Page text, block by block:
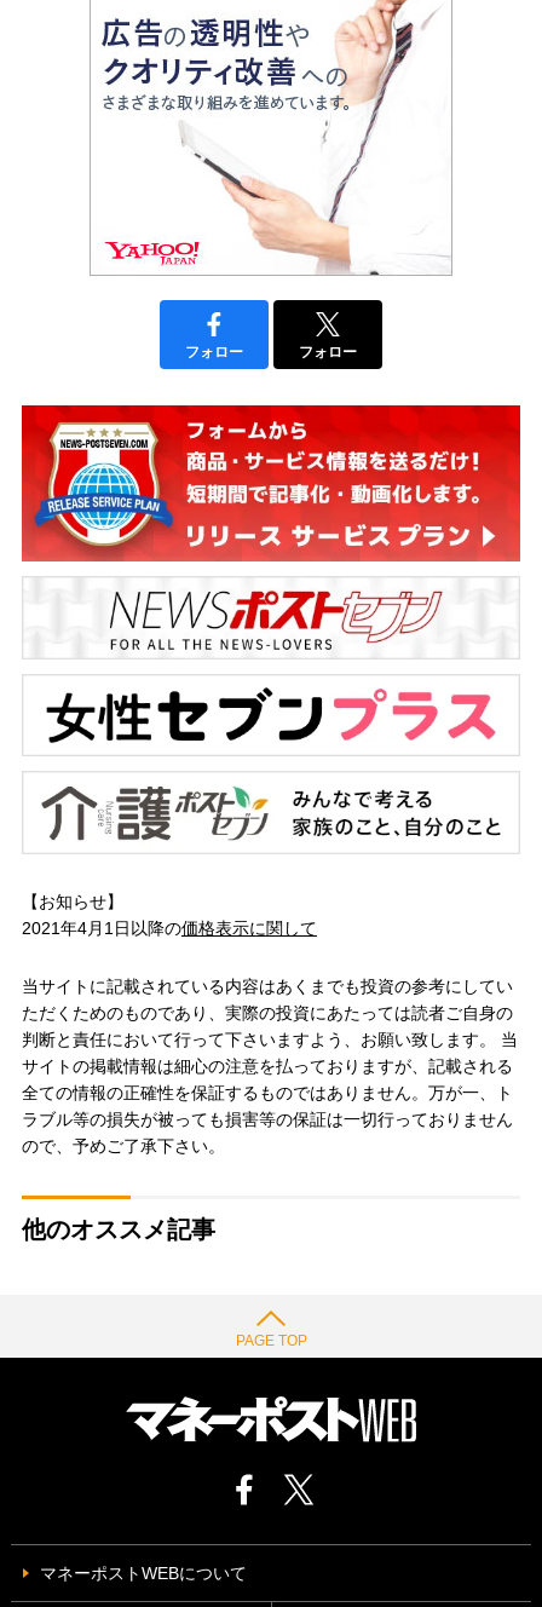
フォロー フォロー
【お知らせ】
2021年4月1日以降の価格表示に関して
当サイトに記載されている内容はあくまでも投資の参考にしてい
ただくためのものであり、実際の投資にあたっては読者ご自身の
判断と責任において行って下さいますよう、お願い致します。 当
サイトの掲載情報は細心の注意を払っておりますが、記載される
全ての情報の正確性を保証するものではありません。万が一、ト
ラブル等の損失が被っても損害等の保証は一切行っておりません
ので、予めご了承下さい。
他のオススメ記事
PAGE TOP
マネーポストWEBについて